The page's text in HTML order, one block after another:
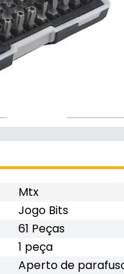
Mtx
Jogo Bits
61 Peças
1 peça
Aperto de